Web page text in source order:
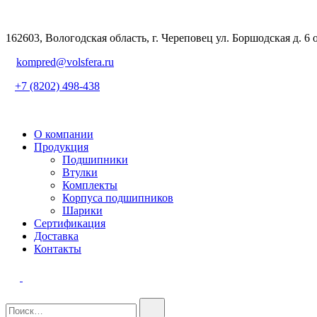
162603, Вологодская область, г. Череповец ул. Боршодская д. 6
kompred@volsfera.ru
+7 (8202) 498-438
О компании
Продукция
Подшипники
Втулки
Комплекты
Корпуса подшипников
Шарики
Сертификация
Доставка
Контакты